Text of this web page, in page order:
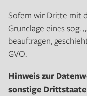
Sofern wir Dritte mit
Grundlage eines sog.
beauftragen,
GVO.
Hinweis zur
sonstige